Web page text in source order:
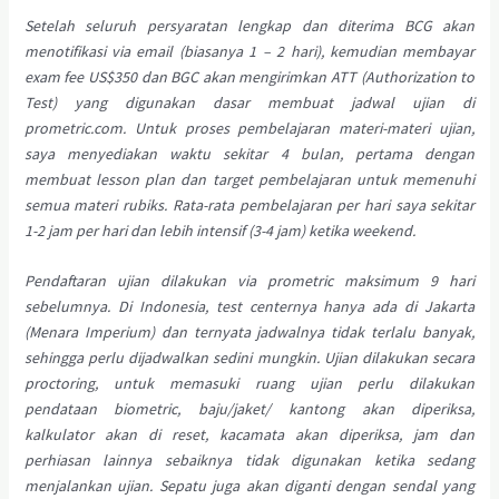
Setelah seluruh persyaratan lengkap dan diterima BCG akan
menotifikasi via email (biasanya 1 – 2 hari), kemudian membayar
exam fee US$350 dan BGC akan mengirimkan ATT (Authorization to
Test) yang digunakan dasar membuat jadwal ujian di
prometric.com. Untuk proses pembelajaran materi-materi ujian,
saya menyediakan waktu sekitar 4 bulan, pertama dengan
membuat lesson plan dan target pembelajaran untuk memenuhi
semua materi rubiks. Rata-rata pembelajaran per hari saya sekitar
1-2 jam per hari dan lebih intensif (3-4 jam) ketika weekend.
Pendaftaran ujian dilakukan via prometric maksimum 9 hari
sebelumnya. Di Indonesia, test centernya hanya ada di Jakarta
(Menara Imperium) dan ternyata jadwalnya tidak terlalu banyak,
sehingga perlu dijadwalkan sedini mungkin. Ujian dilakukan secara
proctoring, untuk memasuki ruang ujian perlu dilakukan
pendataan biometric, baju/jaket/ kantong akan diperiksa,
kalkulator akan di reset, kacamata akan diperiksa, jam dan
perhiasan lainnya sebaiknya tidak digunakan ketika sedang
menjalankan ujian. Sepatu juga akan diganti dengan sendal yang